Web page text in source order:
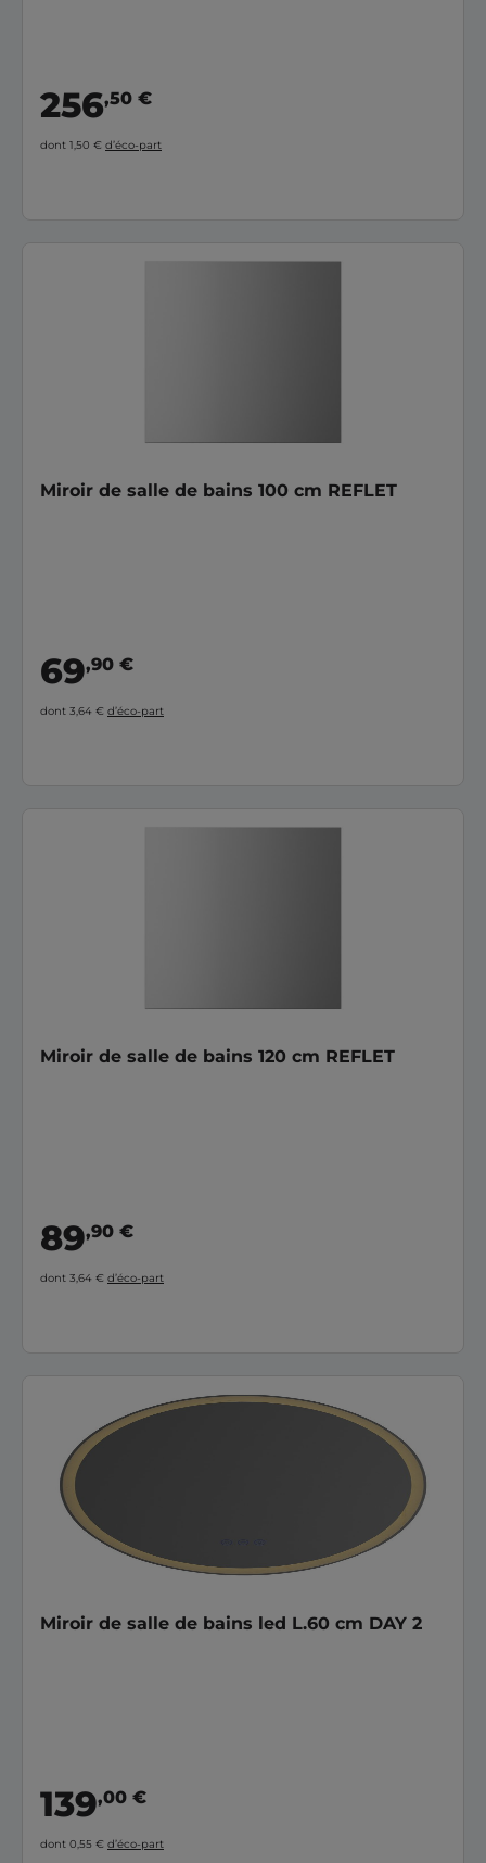
256,50 €
dont 1,50 € d’éco-part
Miroir de salle de bains 100 cm REFLET
69,90 €
dont 3,64 € d’éco-part
Miroir de salle de bains 120 cm REFLET
89,90 €
dont 3,64 € d’éco-part
Miroir de salle de bains led L.60 cm DAY 2
139,00 €
dont 0,55 € d’éco-part